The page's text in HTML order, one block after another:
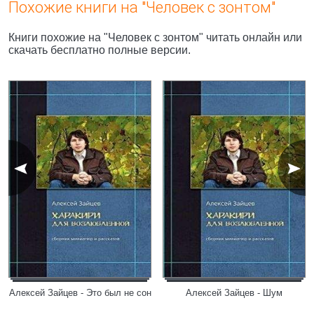
Похожие книги на "Человек с зонтом"
Книги похожие на "Человек с зонтом" читать онлайн или
скачать бесплатно полные версии.
Алексей Зайцев - Это был не сон Алексей Зайцев - Шум